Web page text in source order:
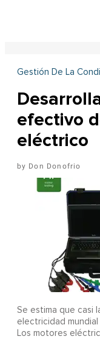
Gestión De La
efectivo
eléctrico
Don Donofrio
Se estima que casi
electricidad
Los motores